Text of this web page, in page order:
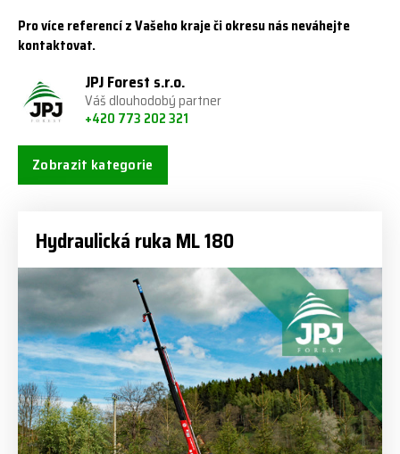
Pro více referencí z Vašeho kraje či okresu nás neváhejte
kontaktovat.
JPJ Forest s.r.o.
Váš dlouhodobý partner
+420 773 202 321
Zobrazit kategorie
Hydraulická ruka ML 180